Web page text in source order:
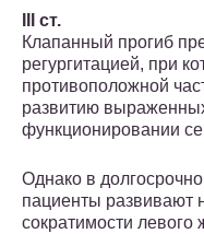
III ст.
Клапанный прогиб
регургитацией, при
противоположной
развитию
функционировании
Однако в
пациенты развивают
сократимости левого